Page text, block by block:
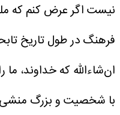
نیست اگر عرض کنم که
فرهنگ در طول تاریخ
ان‌شاءالله که خداوند،
با شخصیت و بزرگ منشی